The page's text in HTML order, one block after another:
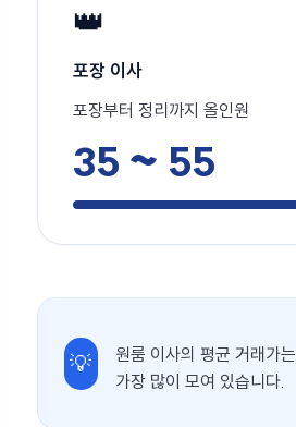
👑
포장 이사
포장부터 정리까지 올인원
35 ~ 55
💡 원룸 이사의 평균 거래가는
가장 많이 모여 있습니다.